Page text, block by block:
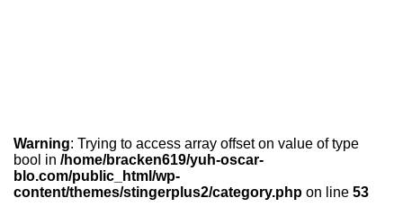
Warning: Trying to access array offset on value of type
bool in /home/bracken619/yuh-oscar-
blo.com/public_html/wp-
content/themes/stingerplus2/category.php on line 53